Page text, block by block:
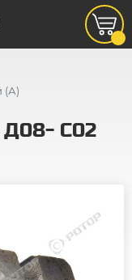
(А)
Д08- С02